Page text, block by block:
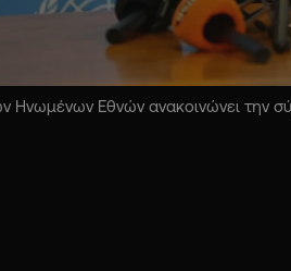
Ηνωμένων Εθνών ανακοινώνει την